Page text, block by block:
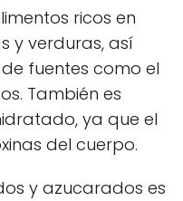
ricos en
y verduras, así
fuentes como el
También es
ya que el
del cuerpo.
y azucarados es